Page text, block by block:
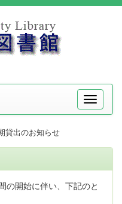
メ
ニ
貸出のお知らせ
の開始に伴い、下記のと